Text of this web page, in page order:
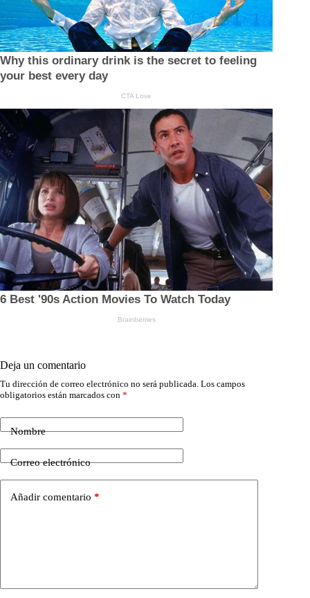
Deja un comentario
Tu dirección de correo electrónico no será publicada. Los campos
obligatorios están marcados con *
Nombre
Correo electrónico
Añadir comentario *